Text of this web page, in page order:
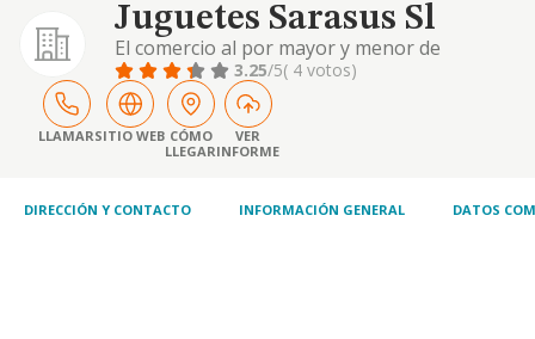
Juguetes Sarasus Sl
El comercio al por mayor y menor de
juguetes, articulos de deporte, prendas
deportivas, articulos de papeleria y artes
graficas asi como de regalo.
3.25/5( 4 votos)
LLAMARSITIO WEB CÓMO
LLEGAR
VER
INFORME
DIRECCIÓN Y CONTACTO INFORMACIÓN GENERAL DATOS